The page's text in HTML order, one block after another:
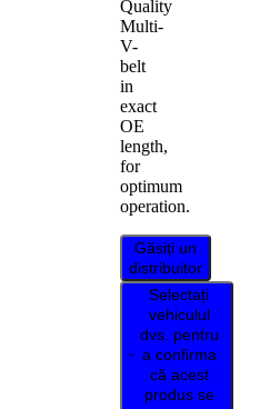
Quality
Multi-
V-
belt
in
exact
OE
length,
for
optimum
operation.
Găsiți un
distribuitor
Selectați
vehiculul
dvs. pentru
a confirma
că acest
produs se